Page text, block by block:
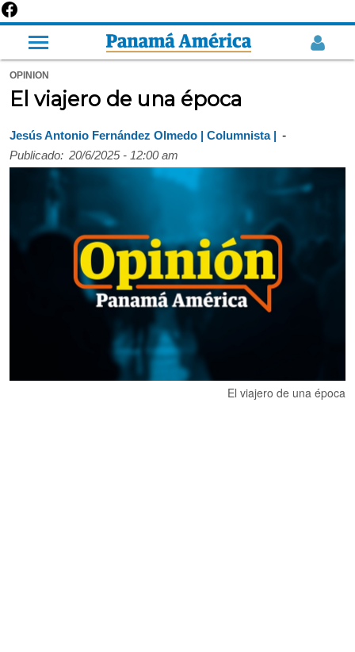
OPINION
El viajero de una época
Jesús Antonio Fernández Olmedo | Columnista | -
Publicado: 20/6/2025 - 12:00 am
El viajero de una época